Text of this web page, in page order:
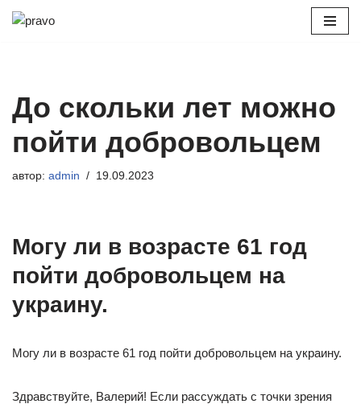
До скольки лет можно
пойти добровольцем
автор: admin 19.09.2023
Могу ли в возрасте 61 год
пойти добровольцем на
украину.
Могу ли в возрасте 61 год пойти добровольцем на украину.
Здравствуйте, Валерий! Если рассуждать с точки зрения